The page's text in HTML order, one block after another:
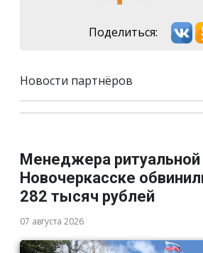
Поделиться:
Новости партнёров
Менеджера
Новочеркасске
282 тысяч рублей
07 августа 2026